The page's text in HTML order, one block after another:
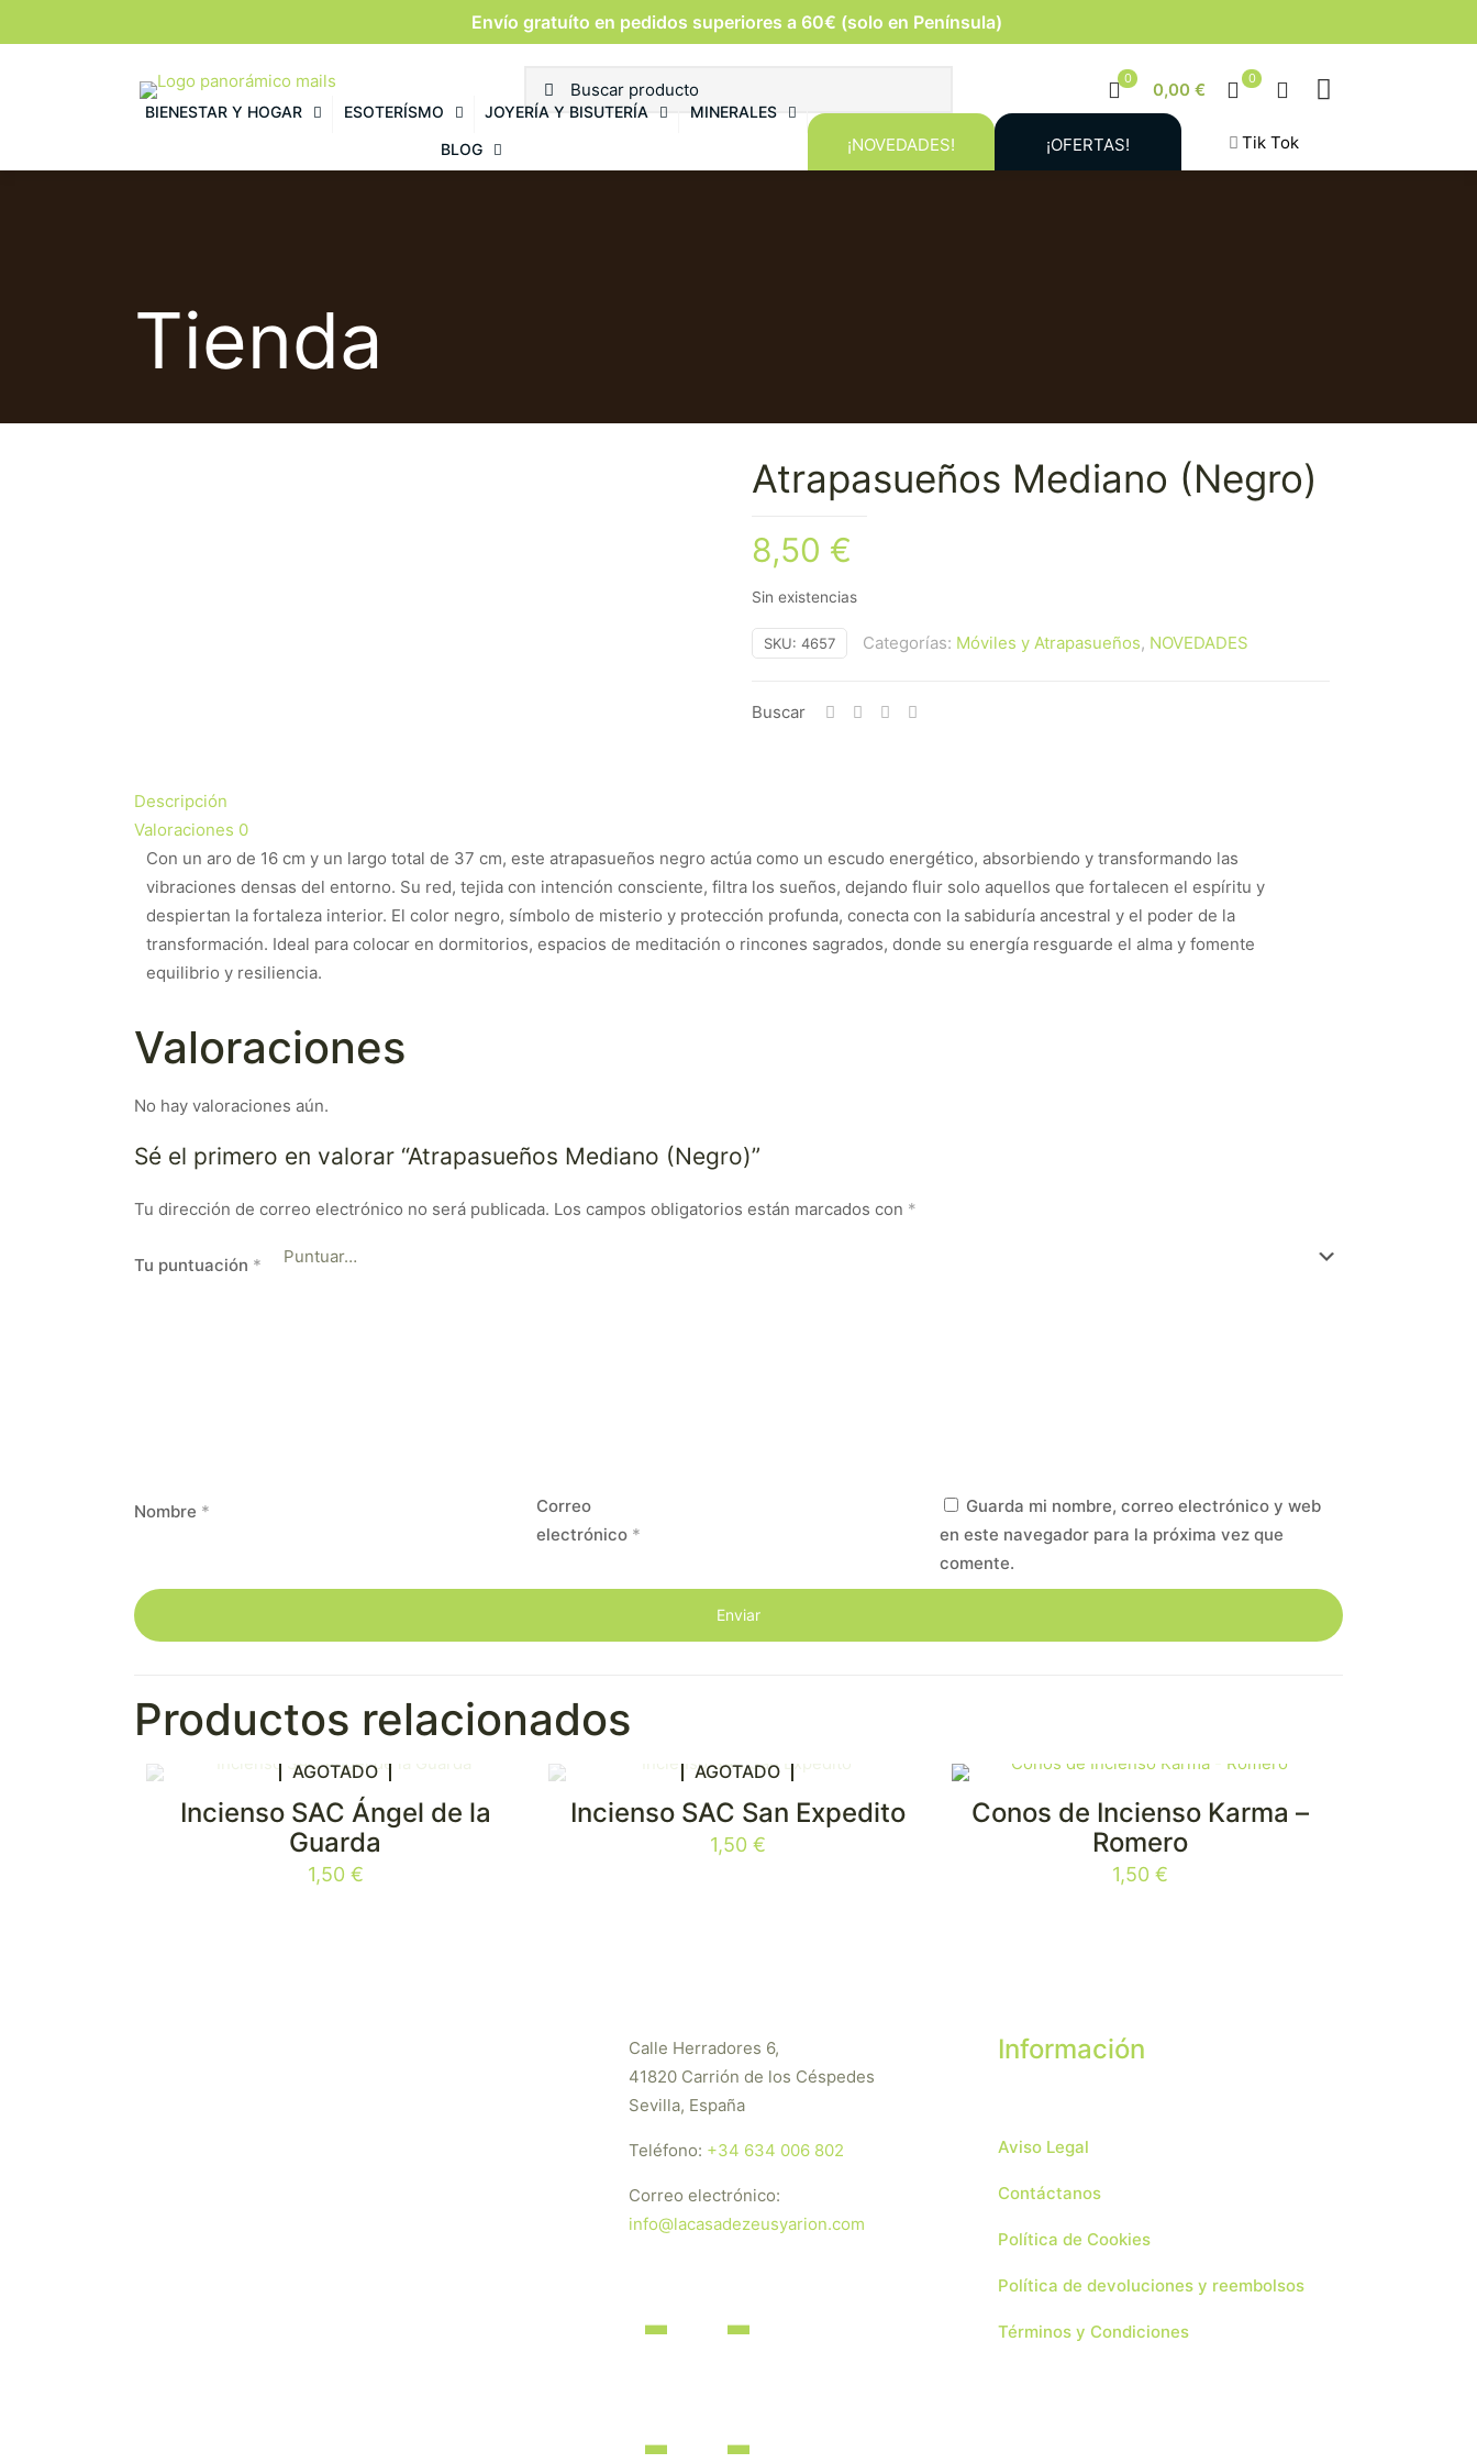
Envío gratuíto en pedidos superiores a 60€ (solo en Península)
0
0,00 €
0
BIENESTAR Y HOGAR ESOTERÍSMO JOYERÍA Y BISUTERÍA
MINERALES
BLOG
¡NOVEDADES! ¡OFERTAS! Tik Tok
Tienda
Atrapasueños Mediano (Negro)
8,50 €
Sin existencias
SKU: 4657 Categorías: Móviles y Atrapasueños, NOVEDADES
Buscar
Descripción
Valoraciones 0
Con un aro de 16 cm y un largo total de 37 cm, este atrapasueños negro actúa como un escudo energético, absorbiendo y transformando las
vibraciones densas del entorno. Su red, tejida con intención consciente, filtra los sueños, dejando fluir solo aquellos que fortalecen el espíritu y
despiertan la fortaleza interior. El color negro, símbolo de misterio y protección profunda, conecta con la sabiduría ancestral y el poder de la
transformación. Ideal para colocar en dormitorios, espacios de meditación o rincones sagrados, donde su energía resguarde el alma y fomente
equilibrio y resiliencia.
Valoraciones
No hay valoraciones aún.
Sé el primero en valorar “Atrapasueños Mediano (Negro)”
Tu dirección de correo electrónico no será publicada. Los campos obligatorios están marcados con *
Tu puntuación *
Nombre *
Correo
electrónico *
Guarda mi nombre, correo electrónico y web
en este navegador para la próxima vez que
comente.
Productos relacionados
AGOTADO
Incienso SAC Ángel de la
Guarda
1,50 €
AGOTADO
Incienso SAC San Expedito
1,50 €
Conos de Incienso Karma –
Romero
1,50€
Calle Herradores 6,
41820 Carrión de los Céspedes
Sevilla, España
Teléfono: +34 634 006 802
Correo electrónico:
info@lacasadezeusyarion.com
Información
Aviso Legal
Contáctanos
Política de Cookies
Política de devoluciones y reembolsos
Términos y Condiciones